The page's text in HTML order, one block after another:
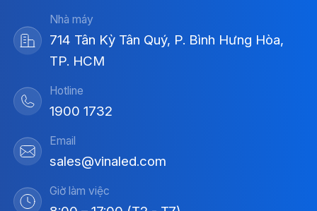
Nhà máy
714 Tân Kỳ Tân Quý, P. Bình Hưng Hòa,
TP. HCM
Hotline
1900 1732
Email
sales@vinaled.com
Giờ làm việc